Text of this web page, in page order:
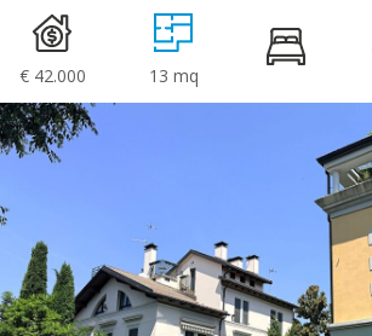
€ 42.000 13 mq